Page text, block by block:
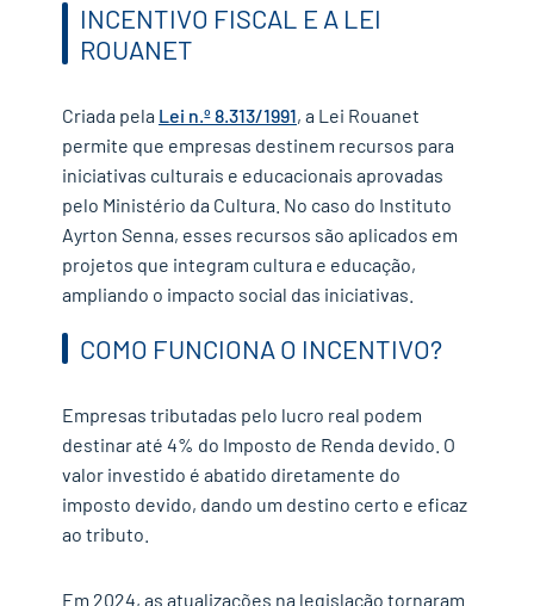
INCENTIVO FISCAL E A LEI
ROUANET
Criada pela Lei n.º 8.313/1991, a Lei Rouanet
permite que empresas destinem recursos para
iniciativas culturais e educacionais aprovadas
pelo Ministério da Cultura. No caso do Instituto
Ayrton Senna, esses recursos são aplicados em
projetos que integram cultura e educação,
ampliando o impacto social das iniciativas.
COMO FUNCIONA O INCENTIVO?
Empresas tributadas pelo lucro real podem
destinar até 4% do Imposto de Renda devido. O
valor investido é abatido diretamente do
imposto devido, dando um destino certo e eficaz
ao tributo.
Em 2024, as atualizações na legislação tornaram